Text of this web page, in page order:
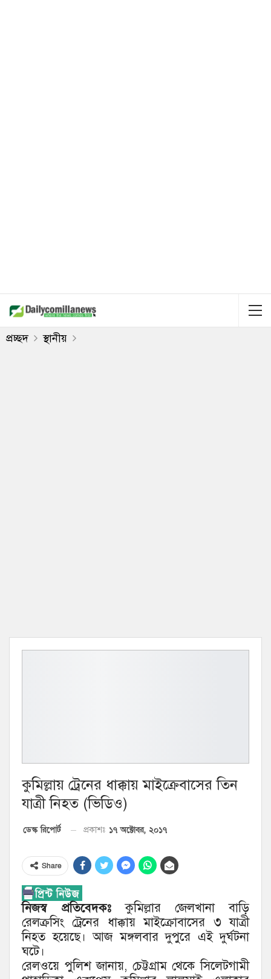
প্রচ্ছদ স্থানীয়
কুমিল্লায় ট্রেনের ধাক্কায় মাইক্রেবাসের তিন
যাত্রী নিহত (ভিডিও)
ডেস্ক রিপোর্ট প্রকাশঃ ১৭ অক্টোবর, ২০১৭
Share
নিজস্ব প্রতিবেদকঃ কুমিল্লার জেলখানা বাড়ি
রেলক্রসিং ট্রেনের ধাক্কায় মাইক্রোবাসের ৩ যাত্রী
নিহত হয়েছে। আজ মঙ্গলবার দুপুরে এই দুর্ঘটনা
ঘটে।
রেলওয়ে পুলিশ জানায়, চেট্টগ্রাম থেকে সিলেটগামী